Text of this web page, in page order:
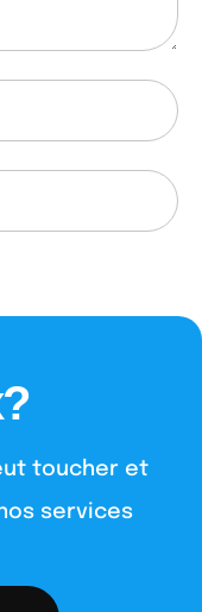
toucher et
services